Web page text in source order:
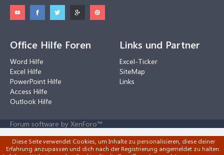
Office Hilfe Foren
Word Hilfe
Excel Hilfe
PowerPoint Hilfe
Access Hilfe
Outlook Hilfe
Links und Partner
Excel-Ticker
SiteMap
Links
Forum software by XenForo™
Diese Seite verwendet Cookies, um Inhalte zu personalisieren, diese deiner
Erfahrung anzupassen und dich nach der Registrierung angemeldet zu halten.